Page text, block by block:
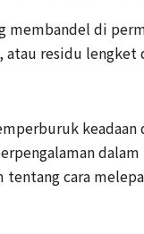
membandel di
atau residu
cara